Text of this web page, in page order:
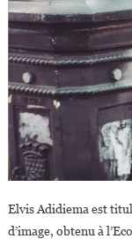
Elvis Adidiema est
d’image, obtenu à